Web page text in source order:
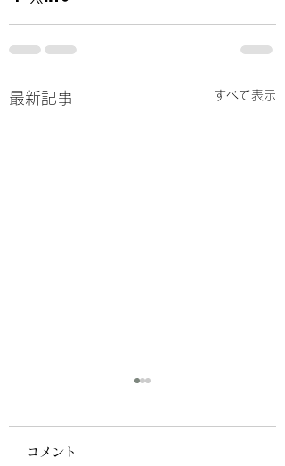
最新記事 すべて表示
コメント